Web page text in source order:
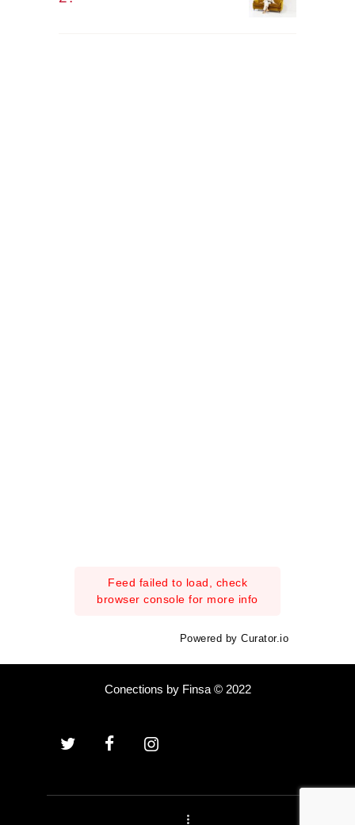
Feed failed to load, check
browser console for more info
Powered by Curator.io
Conections by Finsa © 2022